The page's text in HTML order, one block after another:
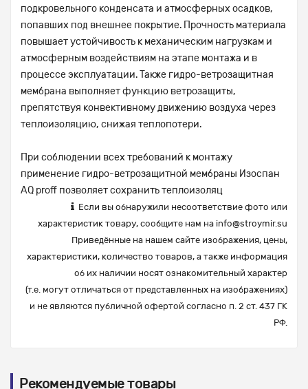
подкровельного конденсата и атмосферных осадков,
попавших под внешнее покрытие. Прочность материала
повышает устойчивость к механическим нагрузкам и
атмосферным воздействиям на этапе монтажа и в
процессе эксплуатации. Также гидро-ветрозащитная
мембрана выполняет функцию ветрозащиты,
препятствуя конвективному движению воздуха через
теплоизоляцию, снижая теплопотери.
При соблюдении всех требований к монтажу
применение гидро-ветрозащитной мембраны Изоспан
AQ proff позволяет сохранить теплоизоляц
Если вы обнаружили несоответствие фото или
характеристик товару, сообщите нам на info@stroymir.su
Приведённые на нашем сайте изображения, цены,
характеристики, количество товаров, а также информация
об их наличии носят ознакомительный характер
(т.е. могут отличаться от представленных на изображениях)
и не являются публичной офертой согласно п. 2 ст. 437 ГК
РФ.
Рекомендуемые товары